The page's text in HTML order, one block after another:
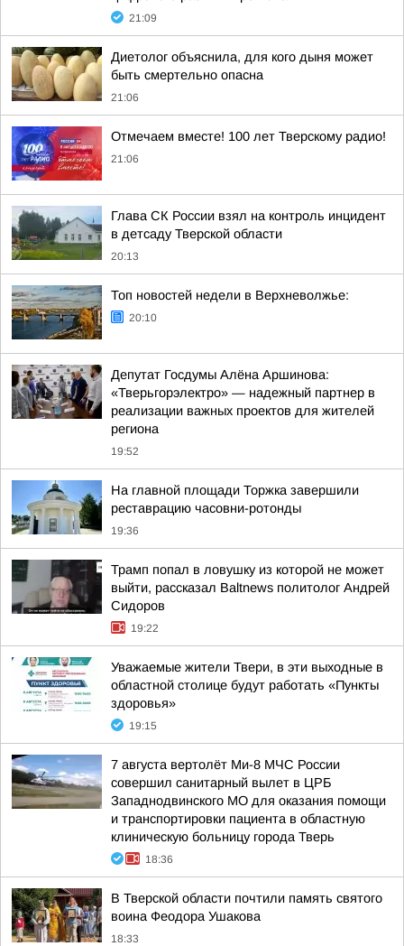
21:09
Диетолог объяснила, для кого дыня может
быть смертельно опасна
21:06
Отмечаем вместе! 100 лет Тверскому радио!
21:06
Глава СК России взял на контроль инцидент
в детсаду Тверской области
20:13
Топ новостей недели в Верхневолжье:
20:10
Депутат Госдумы Алёна Аршинова:
«Тверьгорэлектро» — надежный партнер в
реализации важных проектов для жителей
региона
19:52
На главной площади Торжка завершили
реставрацию часовни-ротонды
19:36
Трамп попал в ловушку из которой не может
выйти, рассказал Baltnews политолог Андрей
Сидоров
19:22
Уважаемые жители Твери, в эти выходные в
областной столице будут работать «Пункты
здоровья»
19:15
7 августа вертолёт Ми-8 МЧС России
совершил санитарный вылет в ЦРБ
Западнодвинского МО для оказания помощи
и транспортировки пациента в областную
клиническую больницу города Тверь
18:36
В Тверской области почтили память святого
воина Феодора Ушакова
18:33